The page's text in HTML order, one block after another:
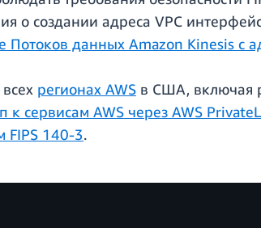
о создании адреса VPC
Потоков данных Amazon Kinesis с
регионах AWS в США, включая
к сервисам AWS через AWS
FIPS 140-3.